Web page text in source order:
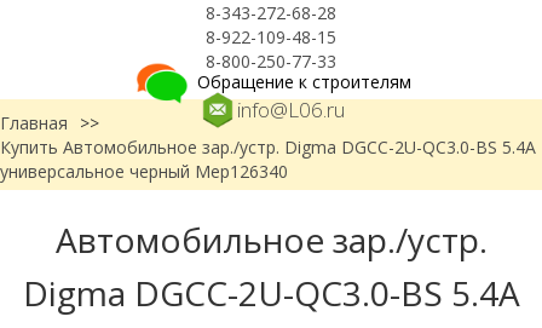
8-343-272-68-28
8-922-109-48-15
8-800-250-77-33
info@L06.ru
Обращение к строителям
Главная
>>
Купить Автомобильное зар./устр. Digma DGCC-2U-QC3.0-BS 5.4A
универсальное черный Мер126340
Автомобильное зар./устр.
Digma DGCC-2U-QC3.0-BS 5.4A